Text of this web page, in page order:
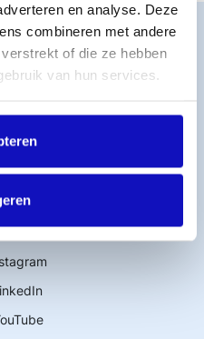
en analyse. Deze
combineren met andere
of die ze hebben
van hun services.
lid
afsluiten